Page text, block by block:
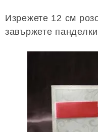
Изрежете 12 см
завържете